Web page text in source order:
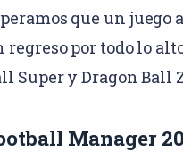
que un juego
regreso por todo lo
Super y Dragon Ball
Manager